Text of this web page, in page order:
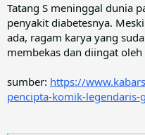
Tatang S meninggal dunia
penyakit diabetesnya.
ada, ragam karya yang
membekas dan diingat
sumber: https://
pencipta-komik-